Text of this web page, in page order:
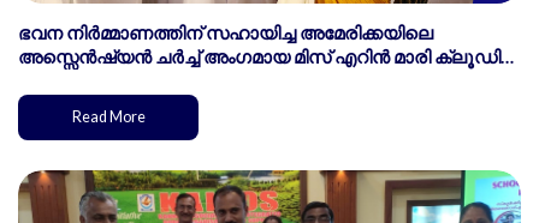
ഭവന നിർമ്മാണത്തിന് സഹായിച്ച അമേരിക്കയിലെ
അസ്സെൻഷ്യൻ ചർച്ച് അംഗമായ മിസ് എറിൻ മാരി ക്ലൂഡി
Read More